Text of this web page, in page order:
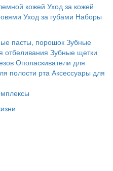
кожей Уход за кожей
Уход за губами Наборы
пасты, порошок Зубные
отбеливания Зубные щетки
Ополаскиватели для
полости рта Аксессуары для